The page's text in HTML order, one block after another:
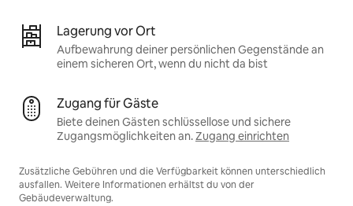
Lagerung vor Ort
Aufbewahrung deiner persönlichen Gegenstände an
einem sicheren Ort, wenn du nicht da bist
Zugang für Gäste
Biete deinen Gästen schlüssellose und sichere
Zugangsmöglichkeiten an.Zugang einrichten
Zusätzliche Gebühren und die Verfügbarkeit können unterschiedlich
ausfallen. Weitere Informationen erhältst du von der
Gebäudeverwaltung.